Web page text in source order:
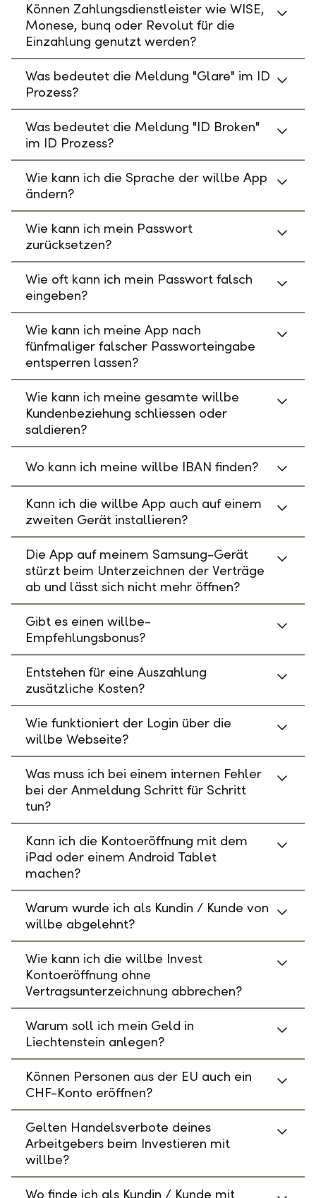
Können Zahlungsdienstleister wie WISE,
Monese, bunq oder Revolut für die
Einzahlung genutzt werden?
Was bedeutet die Meldung "Glare" im ID
Prozess?
Was bedeutet die Meldung "ID Broken"
im ID Prozess?
Wie kann ich die Sprache der willbe App
ändern?
Wie kann ich mein Passwort
zurücksetzen?
Wie oft kann ich mein Passwort falsch
eingeben?
Wie kann ich meine App nach
fünfmaliger falscher Passworteingabe
entsperren lassen?
Wie kann ich meine gesamte willbe
Kundenbeziehung schliessen oder
saldieren?
Wo kann ich meine willbe IBAN finden?
Kann ich die willbe App auch auf einem
zweiten Gerät installieren?
Die App auf meinem Samsung-Gerät
stürzt beim Unterzeichnen der Verträge
ab und lässt sich nicht mehr öffnen?
Gibt es einen willbe-
Empfehlungsbonus?
Entstehen für eine Auszahlung
zusätzliche Kosten?
Wie funktioniert der Login über die
willbe Webseite?
Was muss ich bei einem internen Fehler
bei der Anmeldung Schritt für Schritt
tun?
Kann ich die Kontoeröffnung mit dem
iPad oder einem Android Tablet
machen?
Warum wurde ich als Kundin / Kunde von
willbe abgelehnt?
Wie kann ich die willbe Invest
Kontoeröffnung ohne
Vertragsunterzeichnung abbrechen?
Warum soll ich mein Geld in
Liechtenstein anlegen?
Können Personen aus der EU auch ein
CHF-Konto eröffnen?
Gelten Handelsverbote deines
Arbeitgebers beim Investieren mit
willbe?
Wo finde ich als Kundin / Kunde mit